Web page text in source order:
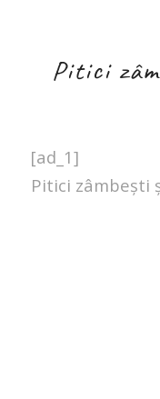
Pitici
[ad_1]
Pitici zâmbești